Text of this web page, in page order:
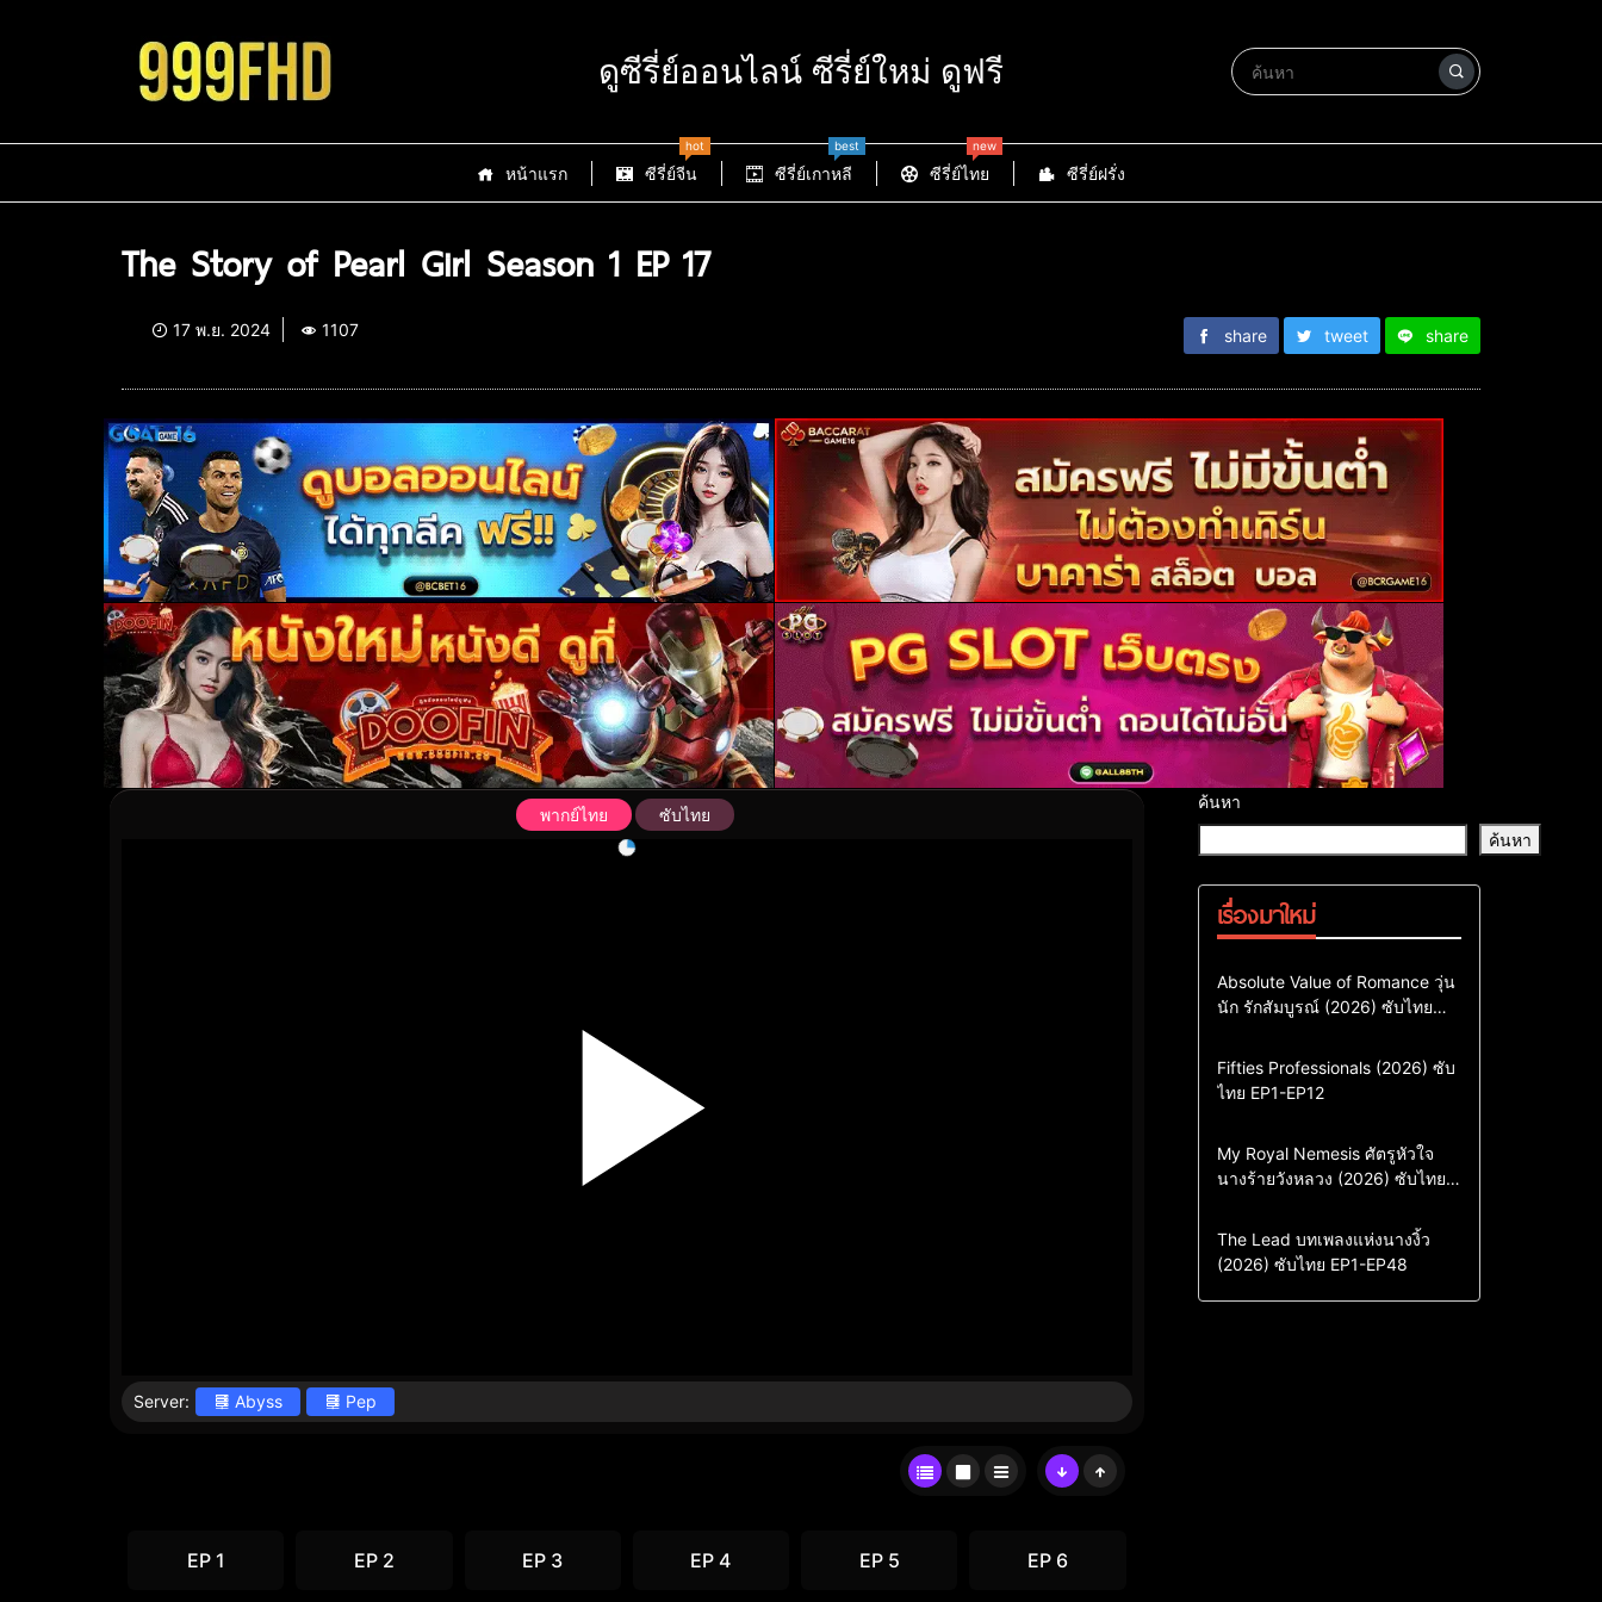
ดูซีรี่ย์ออนไลน์ ซีรี่ย์ใหม่ ดูฟรี
หน้าแรก ซีรี่ย์จีน
hot
ซีรี่ย์เกาหลี
best
ซีรี่ย์ไทย
new
ซีรี่ย์ฝรั่ง
The Story of Pearl Girl Season 1 EP 17
17 พ.ย. 2024 1107 share tweet share
พากย์ไทย ซับไทย
Server: Abyss Pep
EP 1 EP 2 EP 3 EP 4 EP 5 EP 6
ค้นหา
ค้นหา
เรื่องมาใหม่
Comedy Drama
ซีรี่ย์เกาหลี
ซีรี่ย์เกาหลีซับไทย
Absolute Value of Romance วุ่น
นัก รักสัมบูรณ์ (2026) ซับไทย
Action & Adventure
Comedy
Drama
ซีรี่ย์เกาหลี
Fifties Professionals (2026) ซับ
ไทย EP1-EP12
Comedy
Drama
Sci-Fi & Fantasy
ซีรี่ย์เกาหลี
My Royal Nemesis ศัตรูหัวใจ
นางร้ายวังหลวง (2026) ซับไทย
Drama
ซีรี่ย์จีน
ซีรี่ย์จีนซับไทย
The Lead บทเพลงแห่งนางงิ้ว
(2026) ซับไทย EP1-EP48